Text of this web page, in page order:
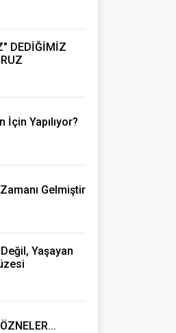
DEDİĞİMİZ
İçin Yapılıyor?
Gelmiştir
Yaşayan